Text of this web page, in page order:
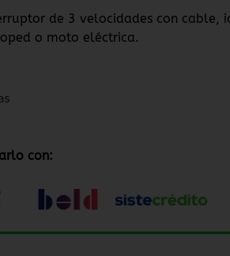
de 3 velocidades con cable,
o moto eléctrica.
con: